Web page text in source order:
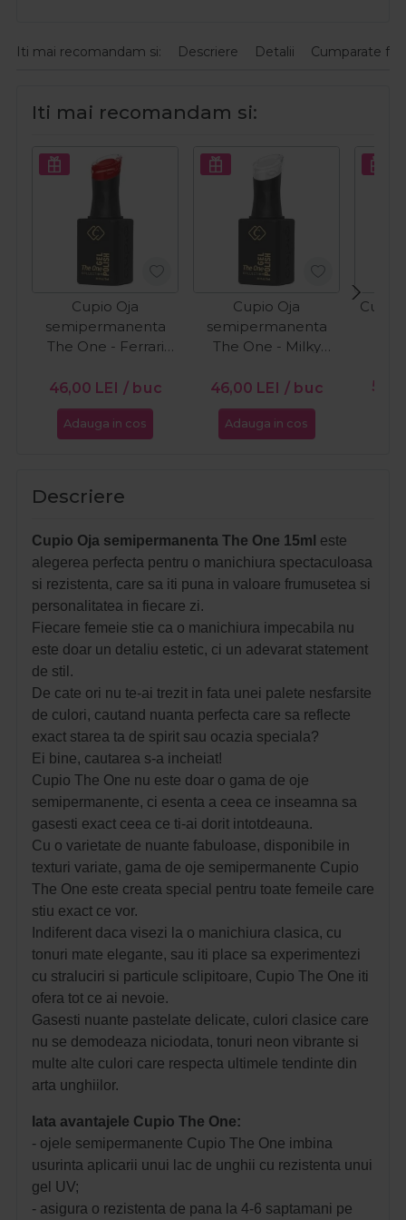
Iti mai recomandam si: Descriere Detalii Cumparate
Iti mai recomandam si:
Cupio Oja
semipermanenta
The One - Ferrari
46,00 LEI / buc
Adauga in cos
Cupio Oja
semipermanenta
The One - Milky
46,00 LEI / buc
Adauga in cos
Cupio
Descriere
Cupio Oja semipermanenta The One 15ml este
alegerea perfecta pentru o manichiura spectaculoasa
si rezistenta, care sa iti puna in valoare frumusetea si
personalitatea in fiecare zi.
Fiecare femeie stie ca o manichiura impecabila nu
este doar un detaliu estetic, ci un adevarat statement
de stil.
De cate ori nu te-ai trezit in fata unei palete nesfarsite
de culori, cautand nuanta perfecta care sa reflecte
exact starea ta de spirit sau ocazia speciala?
Ei bine, cautarea s-a incheiat!
Cupio The One nu este doar o gama de oje
semipermanente, ci esenta a ceea ce inseamna sa
gasesti exact ceea ce ti-ai dorit intotdeauna.
Cu o varietate de nuante fabuloase, disponibile in
texturi variate, gama de oje semipermanente Cupio
The One este creata special pentru toate femeile care
stiu exact ce vor.
Indiferent daca visezi la o manichiura clasica, cu
tonuri mate elegante, sau iti place sa experimentezi
cu straluciri si particule sclipitoare, Cupio The One iti
ofera tot ce ai nevoie.
Gasesti nuante pastelate delicate, culori clasice care
nu se demodeaza niciodata, tonuri neon vibrante si
multe alte culori care respecta ultimele tendinte din
arta unghiilor.
Iata avantajele Cupio The One:
- ojele semipermanente Cupio The One imbina
usurinta aplicarii unui lac de unghii cu rezistenta unui
gel UV;
- asigura o rezistenta de pana la 4-6 saptamani pe